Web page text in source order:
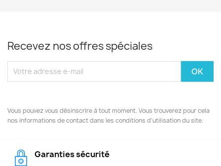
Recevez nos offres spéciales
Vous pouvez vous désinscrire à tout moment. Vous trouverez pour cela
nos informations de contact dans les conditions d'utilisation du site.
Garanties sécurité